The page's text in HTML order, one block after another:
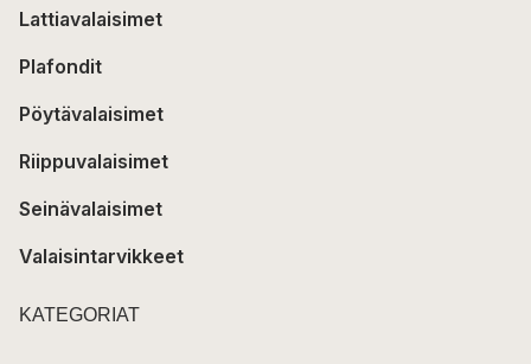
Lattiavalaisimet
Plafondit
Pöytävalaisimet
Riippuvalaisimet
Seinävalaisimet
Valaisintarvikkeet
KATEGORIAT